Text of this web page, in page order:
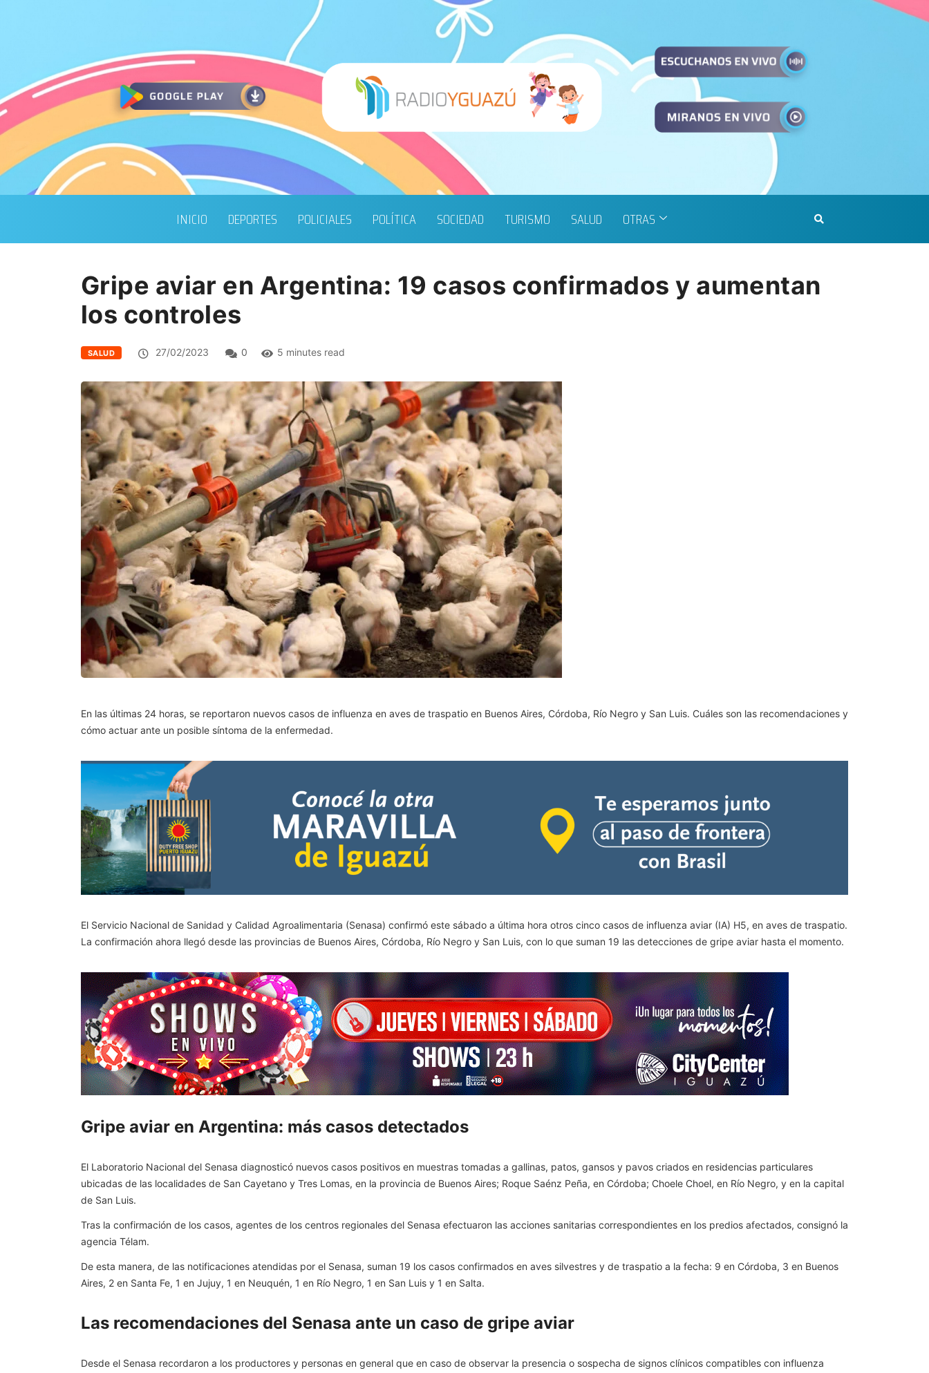
INICIO DEPORTES POLICIALES POLÍTICA SOCIEDAD TURISMO SALUD OTRAS
Gripe aviar en Argentina: 19 casos confirmados y aumentan
los controles
SALUD 27/02/2023 0 5 minutes read
En las últimas 24 horas, se reportaron nuevos casos de influenza en aves de traspatio en Buenos Aires, Córdoba, Río Negro y San Luis. Cuáles son las recomendaciones y
cómo actuar ante un posible síntoma de la enfermedad.
El Servicio Nacional de Sanidad y Calidad Agroalimentaria (Senasa) confirmó este sábado a última hora otros cinco casos de influenza aviar (IA) H5, en aves de traspatio.
La confirmación ahora llegó desde las provincias de Buenos Aires, Córdoba, Río Negro y San Luis, con lo que suman 19 las detecciones de gripe aviar hasta el momento.
Gripe aviar en Argentina: más casos detectados
El Laboratorio Nacional del Senasa diagnosticó nuevos casos positivos en muestras tomadas a gallinas, patos, gansos y pavos criados en residencias particulares
ubicadas de las localidades de San Cayetano y Tres Lomas, en la provincia de Buenos Aires; Roque Saénz Peña, en Córdoba; Choele Choel, en Río Negro, y en la capital
de San Luis.
Tras la confirmación de los casos, agentes de los centros regionales del Senasa efectuaron las acciones sanitarias correspondientes en los predios afectados, consignó la
agencia Télam.
De esta manera, de las notificaciones atendidas por el Senasa, suman 19 los casos confirmados en aves silvestres y de traspatio a la fecha: 9 en Córdoba, 3 en Buenos
Aires, 2 en Santa Fe, 1 en Jujuy, 1 en Neuquén, 1 en Río Negro, 1 en San Luis y 1 en Salta.
Las recomendaciones del Senasa ante un caso de gripe aviar
Desde el Senasa recordaron a los productores y personas en general que en caso de observar la presencia o sospecha de signos clínicos compatibles con influenza